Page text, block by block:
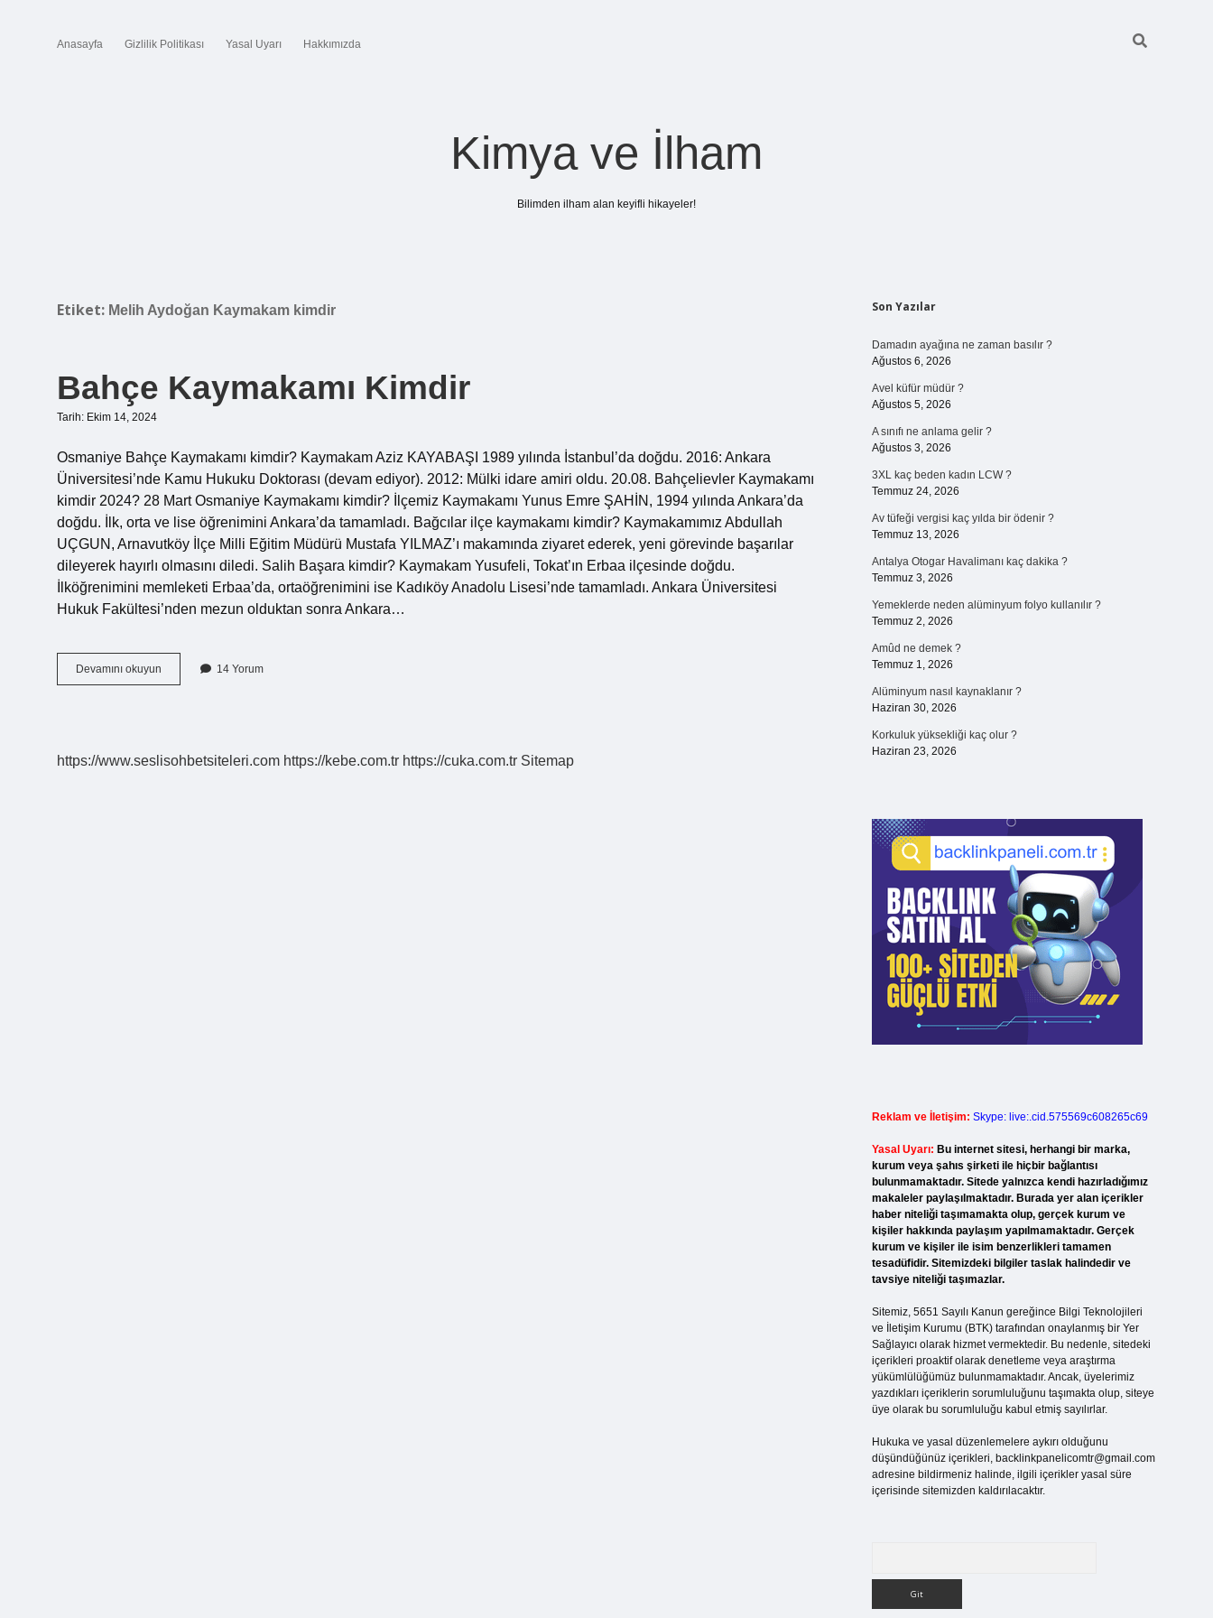
Anasayfa Gizlilik Politikası Yasal Uyarı Hakkımızda
Kimya ve İlham
Bilimden ilham alan keyifli hikayeler!
Etiket: Melih Aydoğan Kaymakam kimdir
Bahçe Kaymakamı Kimdir
Tarih: Ekim 14, 2024
Osmaniye Bahçe Kaymakamı kimdir? Kaymakam Aziz KAYABAŞI 1989 yılında İstanbul’da doğdu. 2016: Ankara
Üniversitesi’nde Kamu Hukuku Doktorası (devam ediyor). 2012: Mülki idare amiri oldu. 20.08. Bahçelievler Kaymakamı
kimdir 2024? 28 Mart Osmaniye Kaymakamı kimdir? İlçemiz Kaymakamı Yunus Emre ŞAHİN, 1994 yılında Ankara’da
doğdu. İlk, orta ve lise öğrenimini Ankara’da tamamladı. Bağcılar ilçe kaymakamı kimdir? Kaymakamımız Abdullah
UÇGUN, Arnavutköy İlçe Milli Eğitim Müdürü Mustafa YILMAZ’ı makamında ziyaret ederek, yeni görevinde başarılar
dileyerek hayırlı olmasını diledi. Salih Başara kimdir? Kaymakam Yusufeli, Tokat’ın Erbaa ilçesinde doğdu.
İlköğrenimini memleketi Erbaa’da, ortaöğrenimini ise Kadıköy Anadolu Lisesi’nde tamamladı. Ankara Üniversitesi
Hukuk Fakültesi’nden mezun olduktan sonra Ankara…
Devamını okuyun
Kaymakamı
14 Yorum
https://www.seslisohbetsiteleri.com https://kebe.com.tr https://cuka.com.tr Sitemap
Sidebar
Son Yazılar
Damadın ayağına ne zaman basılır ?
Ağustos 6, 2026
Avel küfür müdür ?
Ağustos 5, 2026
A sınıfı ne anlama gelir ?
Ağustos 3, 2026
3XL kaç beden kadın LCW ?
Temmuz 24, 2026
Av tüfeği vergisi kaç yılda bir ödenir ?
Temmuz 13, 2026
Antalya Otogar Havalimanı kaç dakika ?
Temmuz 3, 2026
Yemeklerde neden alüminyum folyo kullanılır ?
Temmuz 2, 2026
Amûd ne demek ?
Temmuz 1, 2026
Alüminyum nasıl kaynaklanır ?
Haziran 30, 2026
Korkuluk yüksekliği kaç olur ?
Haziran 23, 2026
Reklam ve İletişim: Skype: live:.cid.575569c608265c69
Yasal Uyarı: Bu internet sitesi, herhangi bir marka,
kurum veya şahıs şirketi ile hiçbir bağlantısı
bulunmamaktadır. Sitede yalnızca kendi hazırladığımız
makaleler paylaşılmaktadır. Burada yer alan içerikler
haber niteliği taşımamakta olup, gerçek kurum ve
kişiler hakkında paylaşım yapılmamaktadır. Gerçek
kurum ve kişiler ile isim benzerlikleri tamamen
tesadüfidir. Sitemizdeki bilgiler taslak halindedir ve
tavsiye niteliği taşımazlar.
Sitemiz, 5651 Sayılı Kanun gereğince Bilgi Teknolojileri
ve İletişim Kurumu (BTK) tarafından onaylanmış bir Yer
Sağlayıcı olarak hizmet vermektedir. Bu nedenle, sitedeki
içerikleri proaktif olarak denetleme veya araştırma
yükümlülüğümüz bulunmamaktadır. Ancak, üyelerimiz
yazdıkları içeriklerin sorumluluğunu taşımakta olup, siteye
üye olarak bu sorumluluğu kabul etmiş sayılırlar.
Hukuka ve yasal düzenlemelere aykırı olduğunu
düşündüğünüz içerikleri, backlinkpanelicomtr@gmail.com
adresine bildirmeniz halinde, ilgili içerikler yasal süre
içerisinde sitemizden kaldırılacaktır.